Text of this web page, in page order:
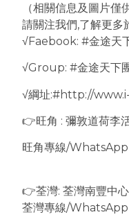
（相關信息及圖片僅
請關注我們,了解更多
√Faebook: #金途天
√Group: #金途天下
√綱址:#http://
👉旺角 : 彌敦道荷李
旺角專線/
👉荃灣: 荃灣南豐中
荃灣專線/WhatsApp